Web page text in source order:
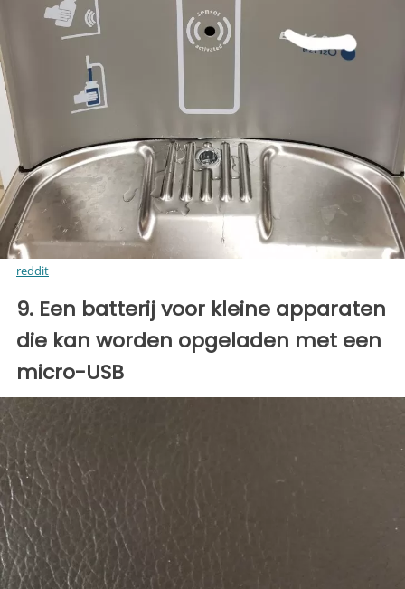
reddit
9. Een batterij voor kleine apparaten
die kan worden opgeladen met een
micro-USB